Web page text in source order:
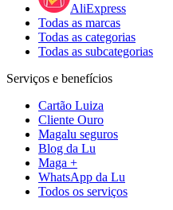
AliExpress
Todas as marcas
Todas as categorias
Todas as subcategorias
Serviços e benefícios
Cartão Luiza
Cliente Ouro
Magalu seguros
Blog da Lu
Maga +
WhatsApp da Lu
Todos os serviços